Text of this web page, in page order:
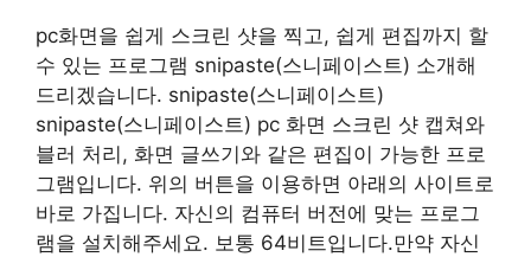
pc화면을 쉽게 스크린 샷을 찍고, 쉽게 편집까지 할
수 있는 프로그램 snipaste(스니페이스트) 소개해
드리겠습니다. snipaste(스니페이스트)
snipaste(스니페이스트) pc 화면 스크린 샷 캡쳐와
블러 처리, 화면 글쓰기와 같은 편집이 가능한 프로
그램입니다. 위의 버튼을 이용하면 아래의 사이트로
바로 가집니다. 자신의 컴퓨터 버전에 맞는 프로그
램을 설치해주세요. 보통 64비트입니다.만약 자신